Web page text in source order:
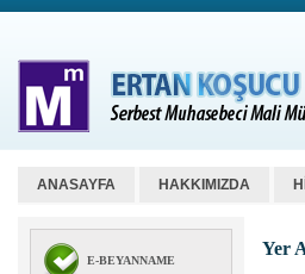
ANASAYFA HAKKIMIZDA
E-BEYANNAME
Yer